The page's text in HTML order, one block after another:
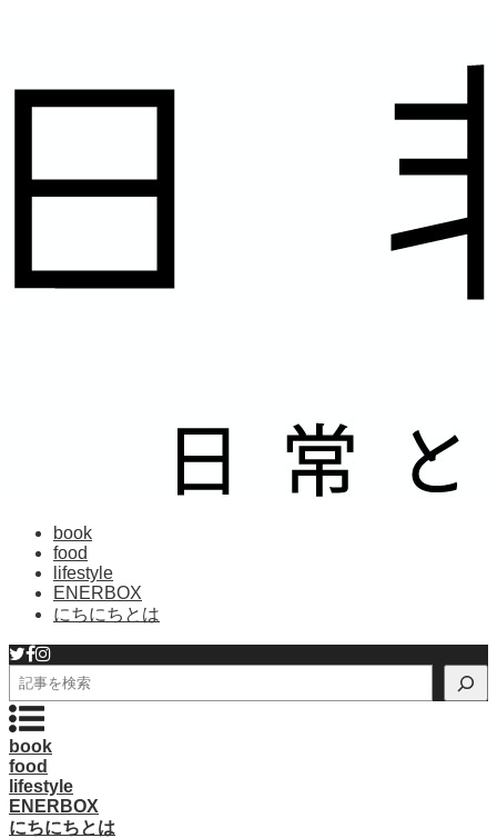
book
food
lifestyle
ENERBOX
にちにちとは
検
索
book
food
lifestyle
ENERBOX
にちにちとは